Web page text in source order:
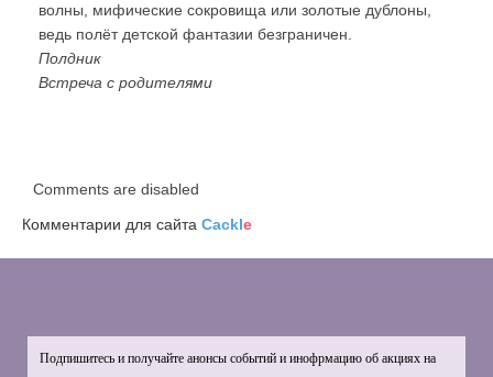
волны, мифические сокровища или золотые дублоны,
ведь полёт детской фантазии безграничен.
Полдник
Встреча с родителями
Comments are disabled
Комментарии для сайта Cackle
Подпишитесь и получайте анонсы событий и инофрмацию об акциях на